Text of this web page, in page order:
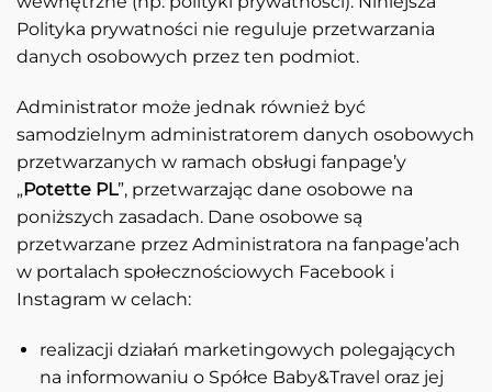
Polityka prywatności nie reguluje przetwarzania
danych osobowych przez ten podmiot.
Administrator może jednak również być
samodzielnym administratorem danych osobowych
przetwarzanych w ramach obsługi fanpage’y
„Potette PL”, przetwarzając dane osobowe na
poniższych zasadach. Dane osobowe są
przetwarzane przez Administratora na fanpage’ach
w portalach społecznościowych Facebook i
Instagram w celach:
realizacji działań marketingowych polegających
na informowaniu o Spółce Baby&Travel oraz jej